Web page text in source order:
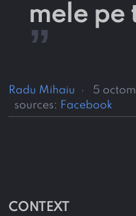
mele pe
”
Radu Mihaiu · 5
sources: Facebook
CONTEXT